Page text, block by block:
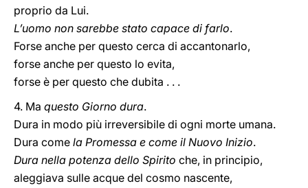
proprio da Lui.
L’uomo non sarebbe stato capace di farlo.
Forse anche per questo cerca di accantonarlo,
forse anche per questo lo evita,
forse è per questo che dubita . . .
4. Ma questo Giorno dura.
Dura in modo più irreversibile di ogni morte umana.
Dura come la Promessa e come il Nuovo Inizio.
Dura nella potenza dello Spirito che, in principio,
aleggiava sulle acque del cosmo nascente,